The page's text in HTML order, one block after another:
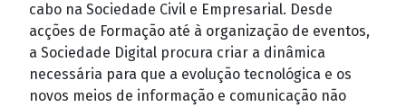
cabo na Sociedade Civil e Empresarial. Desde
acções de Formação até à organização de eventos,
a Sociedade Digital procura criar a dinâmica
necessária para que a evolução tecnológica e os
novos meios de informação e comunicação não